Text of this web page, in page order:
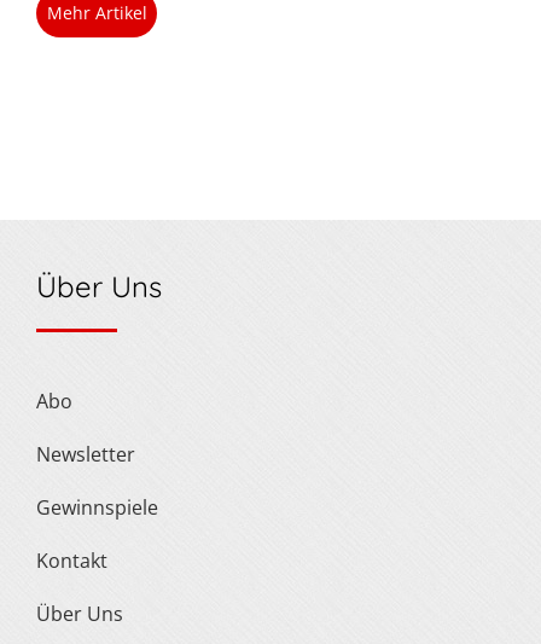
Mehr Artikel
Über Uns
Abo
Newsletter
Gewinnspiele
Kontakt
Über Uns